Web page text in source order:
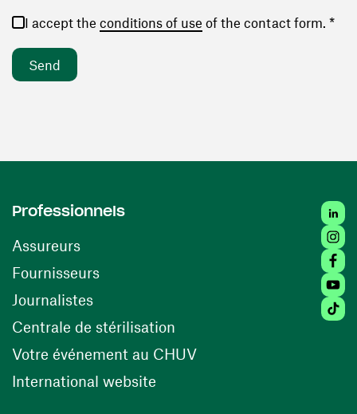
I accept the conditions of use (opens in a new window)
of the contact form. *
Professionnels
Assureurs
Fournisseurs(opens in a new window)
Journalistes
Centrale de stérilisation (opens in a new window)
Votre événement au CHUV(opens in a new
International website